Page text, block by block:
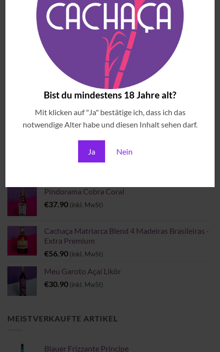
Bist du mindestens 18 Jahre alt?
Mit klicken auf "Ja" bestätige ich, dass ich das
notwendige Alter habe und diesen Inhalt sehen darf.
Ja Nein
VERKOSTUNGEN
Kleine aber feine Online
Verkostungsbox – Cachaça
(inkl. MwSt)
ANGESEHENE ARTIKEL
Brazilian Sounds & Cocktails
(inkl. MwSt)
Pindorama Cobra Coral
€37.90 (inkl. MwSt)
Cachaça Matriarca Blend 4 Madeiras Brasileiras -
Extra Premium
€56.90 (inkl. MwSt)
Meu Garoto Açaí Likör
€30.90 (inkl. MwSt)
MEISTVERKAUFTE ARTIKEL
Blauer Frizzante Principe